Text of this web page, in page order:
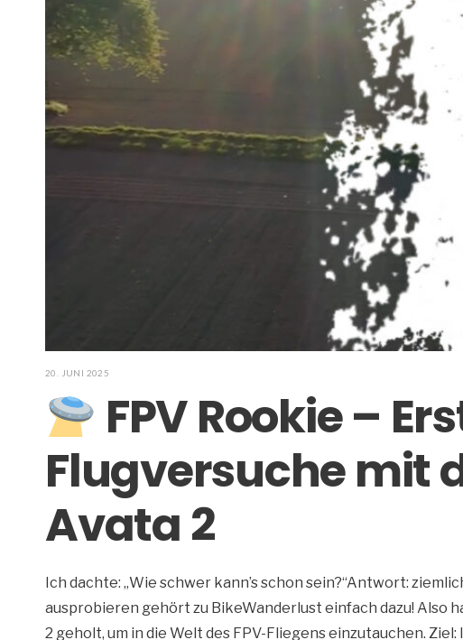
20. JUNI 2025
FPV Rookie –
Flugversuche mit
Avata 2
Ich dachte: „Wie schwer kann’s schon sein?“Antwort:
ausprobieren gehört zu BikeWanderlust einfach dazu! Also
2 geholt, um in die Welt des FPV-Fliegens einzutauchen. Ziel: